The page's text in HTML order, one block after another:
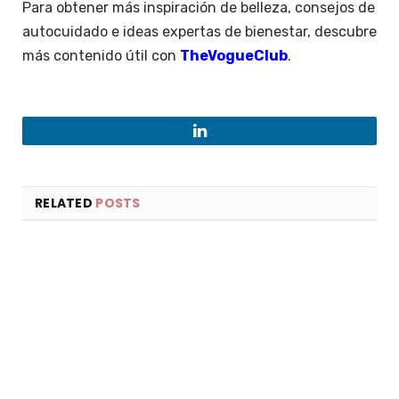
Para obtener más inspiración de belleza, consejos de
autocuidado e ideas expertas de bienestar, descubre
más contenido útil con TheVogueClub.
LinkedIn
RELATED POSTS